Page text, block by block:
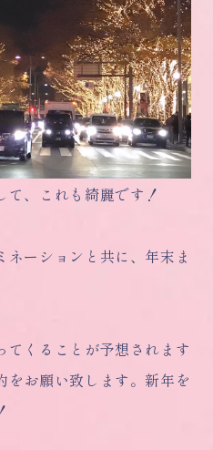
て、これも綺麗です！
ネーションと共に、年末ま
てくることが予想されます
をお願い致します。新年を